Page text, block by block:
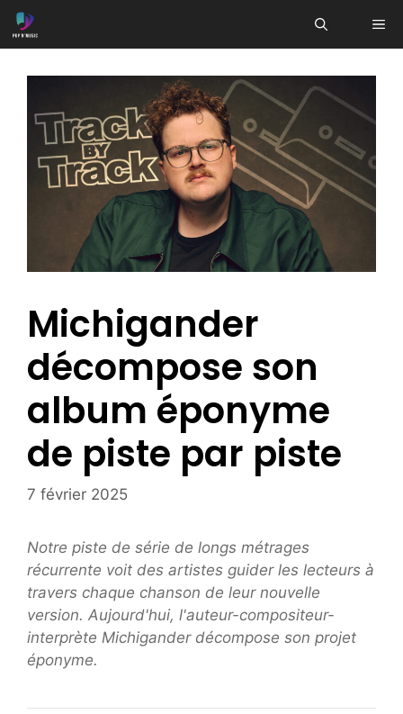
Aller
au
Michigander
décompose son
album éponyme
de piste par piste
7 février 2025
Notre piste de série de longs métrages
récurrente voit des artistes guider les lecteurs à
travers chaque chanson de leur nouvelle
version. Aujourd'hui, l'auteur-compositeur-
interprète Michigander décompose son projet
éponyme.